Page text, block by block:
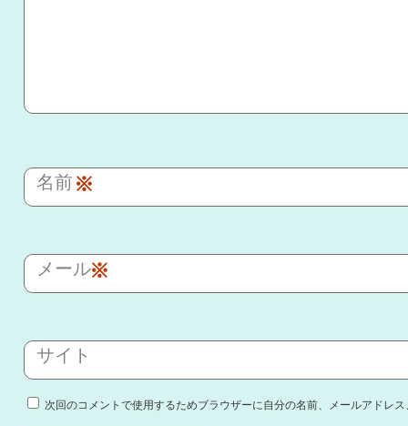
名前 ※
メール※
サイト
次回のコメントで使用するためブラウザーに自分の名前、メールアドレ